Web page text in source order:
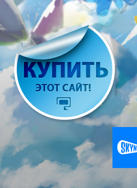
Перейти
содержимому